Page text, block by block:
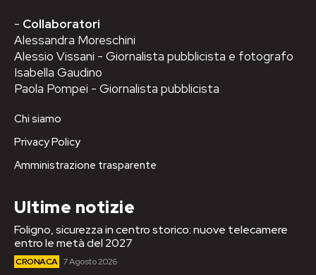
- Collaboratori
Alessandra Moreschini
Alessio Vissani - Giornalista pubblicista e fotografo
Isabella Gaudino
Paola Pompei - Giornalista pubblicista
Chi siamo
Privacy Policy
Amministrazione trasparente
Ultime notizie
Foligno, sicurezza in centro storico: nuove telecamere
entro le metà del 2027
CRONACA 7 Agosto 2026